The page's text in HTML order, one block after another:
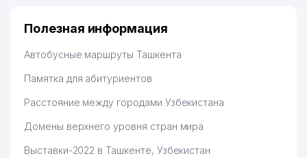
Hamida 03.08.2026 12:45:39
Полезная информация
Автобусные маршруты Ташкента
Памятка для абитуриентов
Расстояние между городами Узбекистана
Домены верхнего уровня стран мира
Выставки-2022 в Ташкенте, Узбекистан